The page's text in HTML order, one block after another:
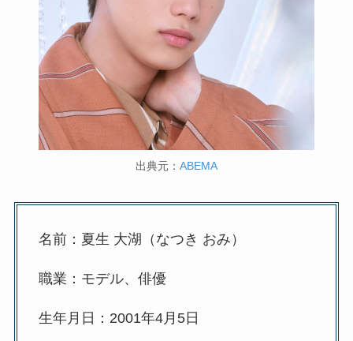
出典元： ABEMA
名前：夏生 大湖（なつき おみ）
職業：モデル、俳優
生年月日：2001年4月5日